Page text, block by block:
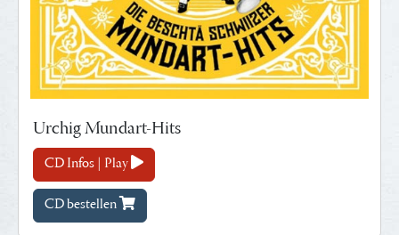
Urchig Mundart-Hits
CD Infos | Play
CD bestellen